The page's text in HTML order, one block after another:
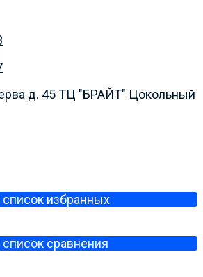
д. 45 ТЦ "БРАЙТ" Цокольный
избранных
сравнения